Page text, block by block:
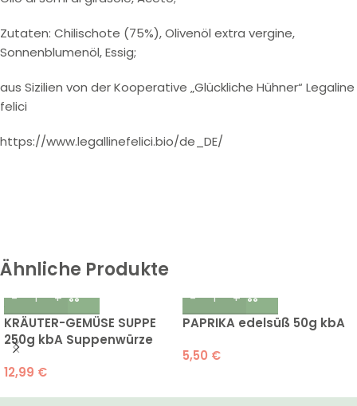
Zutaten: Chilischote (75%), Olivenöl extra vergine,
Sonnenblumenöl, Essig;
aus Sizilien von der Kooperative „Glückliche Hühner“ Legaline
felici
https://www.legallinefelici.bio/de_DE/
Ähnliche Produkte
KRÄUTER-GEMÜSE SUPPE
250g kbA Suppenwürze
12,99 €
PAPRIKA edelsüß 50g kbA
5,50 €